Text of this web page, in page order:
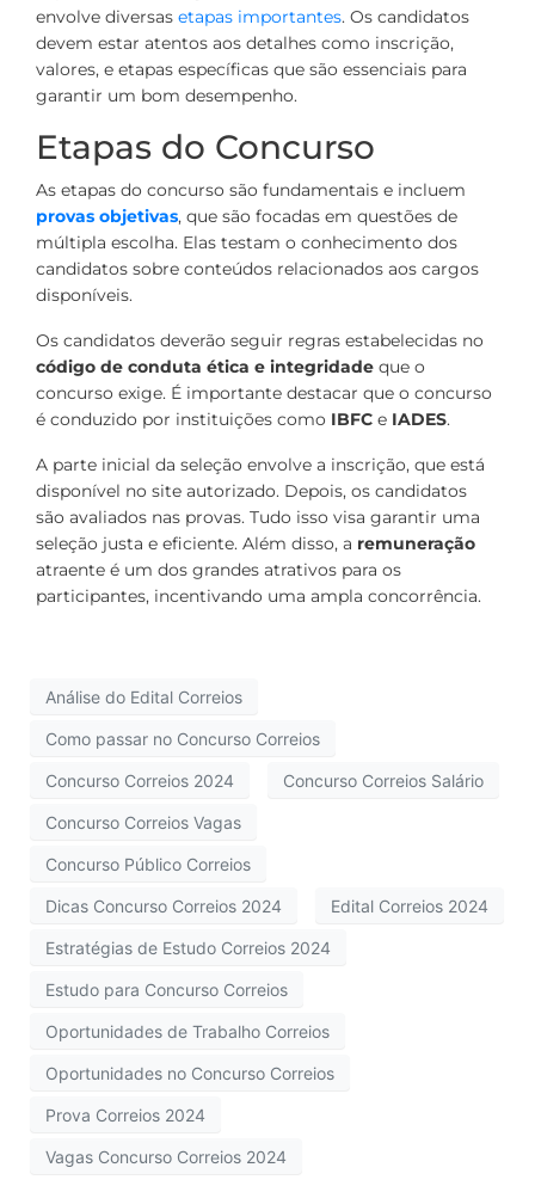
envolve diversas etapas importantes. Os candidatos
devem estar atentos aos detalhes como inscrição,
valores, e etapas específicas que são essenciais para
garantir um bom desempenho.
Etapas do Concurso
As etapas do concurso são fundamentais e incluem
provas objetivas, que são focadas em questões de
múltipla escolha. Elas testam o conhecimento dos
candidatos sobre conteúdos relacionados aos cargos
disponíveis.
Os candidatos deverão seguir regras estabelecidas no
código de conduta ética e integridade que o
concurso exige. É importante destacar que o concurso
é conduzido por instituições como IBFC e IADES.
A parte inicial da seleção envolve a inscrição, que está
disponível no site autorizado. Depois, os candidatos
são avaliados nas provas. Tudo isso visa garantir uma
seleção justa e eficiente. Além disso, a remuneração
atraente é um dos grandes atrativos para os
participantes, incentivando uma ampla concorrência.
Análise do Edital Correios
Como passar no Concurso Correios
Concurso Correios 2024 Concurso Correios Salário
Concurso Correios Vagas
Concurso Público Correios
Dicas Concurso Correios 2024 Edital Correios 2024
Estratégias de Estudo Correios 2024
Estudo para Concurso Correios
Oportunidades de Trabalho Correios
Oportunidades no Concurso Correios
Prova Correios 2024
Vagas Concurso Correios 2024